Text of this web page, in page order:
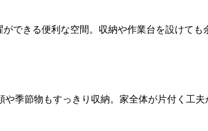
できる便利な空間。収納や作業台を設けても
季節物もすっきり収納。家全体が片付く工夫